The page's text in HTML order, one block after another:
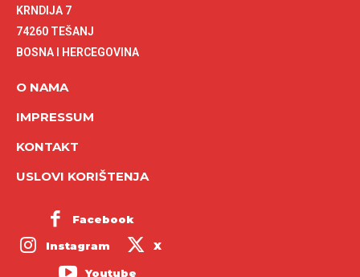
KRNDIJA 7
74260 TEŠANJ
BOSNA I HERCEGOVINA
O NAMA
IMPRESSUM
KONTAKT
USLOVI KORIŠTENJA
Facebook
Instagram X
Youtube